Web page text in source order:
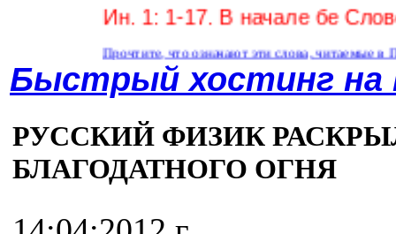
Ин. 1: 1-17. В начале бе Слово, и
Прочтите, что означают эти слова, читаемые в Пасху в
Быстрый хостинг на
РУССКИЙ ФИЗИК
БЛАГОДАТНОГО ОГНЯ